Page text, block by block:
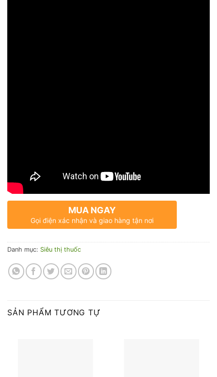
MUA NGAY
Gọi điện xác nhận và giao hàng tận nơi
Danh mục: Siêu thị thuốc
SẢN PHẨM TƯƠNG TỰ